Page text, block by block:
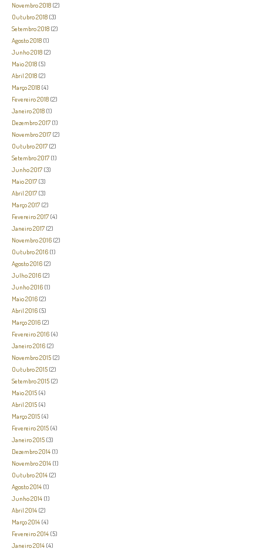
Novembro 2018 (2)
Outubro 2018 (3)
Setembro 2018 (2)
Agosto 2018 (1)
Junho 2018 (2)
Maio 2018 (5)
Abril 2018 (2)
Março 2018 (4)
Fevereiro 2018 (2)
Janeiro 2018 (1)
Dezembro 2017 (1)
Novembro 2017 (2)
Outubro 2017 (2)
Setembro 2017 (1)
Junho 2017 (3)
Maio 2017 (3)
Abril 2017 (3)
Março 2017 (2)
Fevereiro 2017 (4)
Janeiro 2017 (2)
Novembro 2016 (2)
Outubro 2016 (1)
Agosto 2016 (2)
Julho 2016 (2)
Junho 2016 (1)
Maio 2016 (2)
Abril 2016 (5)
Março 2016 (2)
Fevereiro 2016 (4)
Janeiro 2016 (2)
Novembro 2015 (2)
Outubro 2015 (2)
Setembro 2015 (2)
Maio 2015 (4)
Abril 2015 (4)
Março 2015 (4)
Fevereiro 2015 (4)
Janeiro 2015 (3)
Dezembro 2014 (1)
Novembro 2014 (1)
Outubro 2014 (2)
Agosto 2014 (1)
Junho 2014 (1)
Abril 2014 (2)
Março 2014 (4)
Fevereiro 2014 (5)
Janeiro 2014 (4)